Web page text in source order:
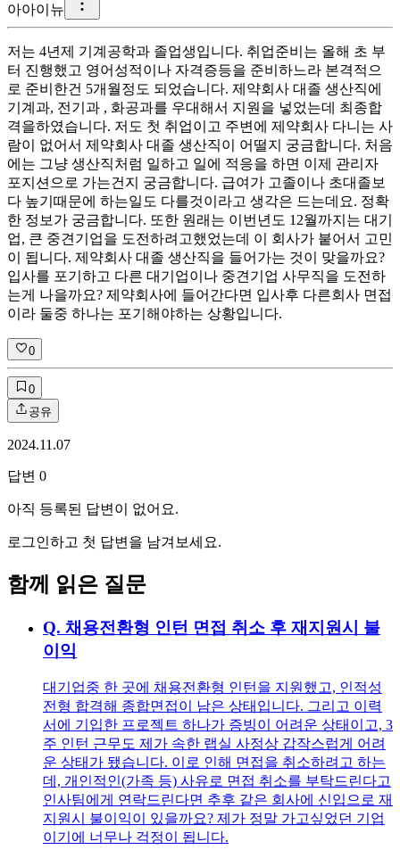
아아이뉴
저는 4년제 기계공학과 졸업생입니다. 취업준비는 올해 초 부
터 진행했고 영어성적이나 자격증등을 준비하느라 본격적으
로 준비한건 5개월정도 되었습니다. 제약회사 대졸 생산직에
기계과, 전기과 , 화공과를 우대해서 지원을 넣었는데 최종합
격을하였습니다. 저도 첫 취업이고 주변에 제약회사 다니는 사
람이 없어서 제약회사 대졸 생산직이 어떨지 궁금합니다. 처음
에는 그냥 생산직처럼 일하고 일에 적응을 하면 이제 관리자
포지션으로 가는건지 궁금합니다. 급여가 고졸이나 초대졸보
다 높기때문에 하는일도 다를것이라고 생각은 드는데요. 정확
한 정보가 궁금합니다. 또한 원래는 이번년도 12월까지는 대기
업, 큰 중견기업을 도전하려고했었는데 이 회사가 붙어서 고민
이 됩니다. 제약회사 대졸 생산직을 들어가는 것이 맞을까요?
입사를 포기하고 다른 대기업이나 중견기업 사무직을 도전하
는게 나을까요? 제약회사에 들어간다면 입사후 다른회사 면접
이라 둘중 하나는 포기해야하는 상황입니다.
0
0
공유
2024.11.07
답변 0
아직 등록된 답변이 없어요.
로그인하고 첫 답변을 남겨보세요.
함께 읽은 질문
Q. 채용전환형 인턴 면접 취소 후 재지원시 불
이익
대기업중 한 곳에 채용전환형 인턴을 지원했고, 인적성
전형 합격해 종합면접이 남은 상태입니다. 그리고 이력
서에 기입한 프로젝트 하나가 증빙이 어려운 상태이고, 3
주 인턴 근무도 제가 속한 랩실 사정상 갑작스럽게 어려
운 상태가 됐습니다. 이로 인해 면접을 취소하려고 하는
데, 개인적인(가족 등) 사유로 면접 취소를 부탁드린다고
인사팀에게 연락드린다면 추후 같은 회사에 신입으로 재
지원시 불이익이 있을까요? 제가 정말 가고싶었던 기업
이기에 너무나 걱정이 됩니다.